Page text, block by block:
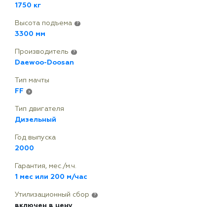
1750 кг
Высота подъема ?
3300 мм
Производитель ?
Daewoo-Doosan
Тип мачты
FF ?
Тип двигателя
Дизельный
Год выпуска
2000
Гарантия, мес./м.ч.
1 мес или 200 м/час
Утилизационный сбор ?